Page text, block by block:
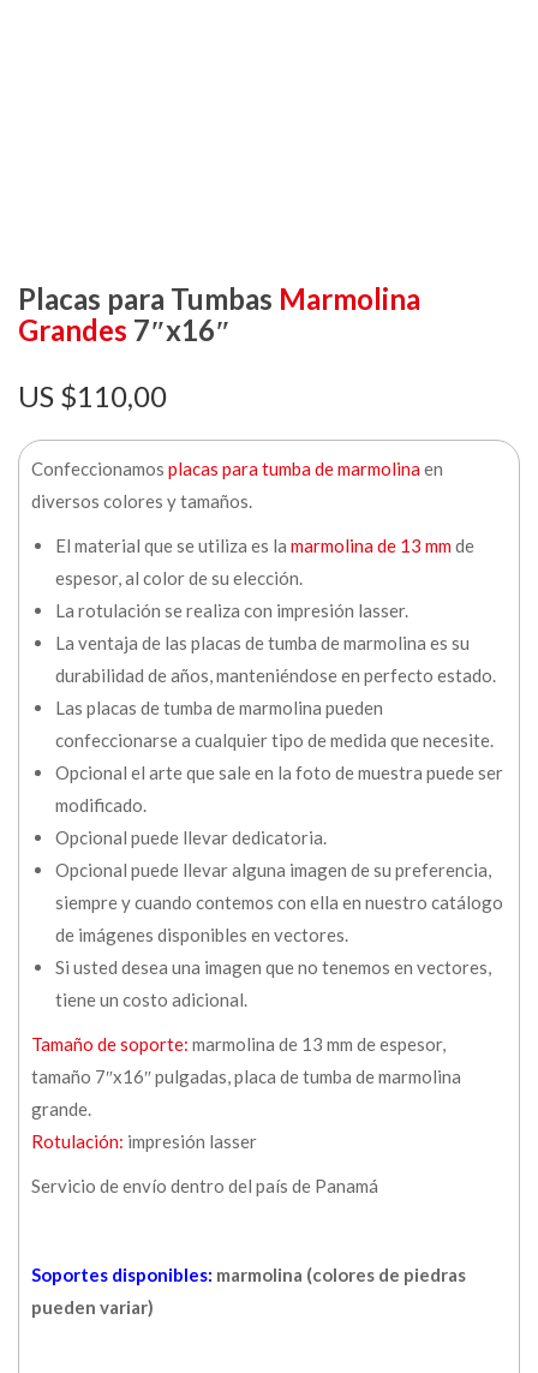
Placas para Tumbas Marmolina
Grandes 7″x16″
$110,00
Confeccionamos placas para tumba de marmolinaen
diversos colores y tamaños.
El material que se utiliza es la marmolina de 13 mmde
espesor, al color de su elección.
La rotulación se realiza con impresión lasser.
La ventaja de las placas de tumba de marmolina es su
durabilidad de años, manteniéndose en perfecto estado.
Las placas de tumba de marmolina pueden
confeccionarse a cualquier tipo de medida que necesite.
Opcional el arte que sale en la foto de muestra puede ser
modificado.
Opcional puede llevar dedicatoria.
Opcional puede llevar alguna imagen de su preferencia,
siempre y cuando contemos con ella en nuestro catálogo
de imágenes disponibles en vectores.
Si usted desea una imagen que no tenemos en vectores,
tiene un costo adicional.
Tamaño de soporte: marmolina de 13 mm de espesor,
tamaño 7″x16″ pulgadas, placa de tumba de marmolina
grande.
Rotulación: impresión lasser
Servicio de envío dentro del país de Panamá
Soportes disponibles: marmolina (colores de piedras
pueden variar)